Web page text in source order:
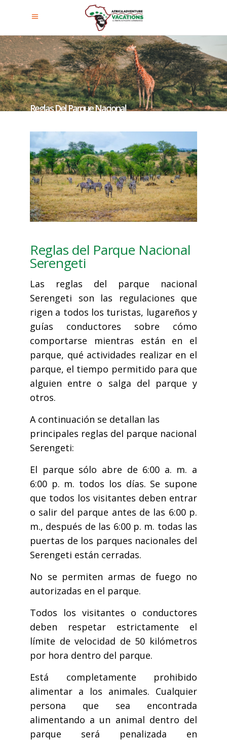
Reglas Del Parque Nacional
Serengeti
Reglas del Parque Nacional
Serengeti
Las reglas del parque nacional
Serengeti son las regulaciones que
rigen a todos los turistas, lugareños y
guías conductores sobre cómo
comportarse mientras están en el
parque, qué actividades realizar en el
parque, el tiempo permitido para que
alguien entre o salga del parque y
otros.
A continuación se detallan las
principales reglas del parque nacional
Serengeti:
El parque sólo abre de 6:00 a. m. a
6:00 p. m. todos los días. Se supone
que todos los visitantes deben entrar
o salir del parque antes de las 6:00 p.
m., después de las 6:00 p. m. todas las
puertas de los parques nacionales del
Serengeti están cerradas.
No se permiten armas de fuego no
autorizadas en el parque.
Todos los visitantes o conductores
deben respetar estrictamente el
límite de velocidad de 50 kilómetros
por hora dentro del parque.
Está completamente prohibido
alimentar a los animales. Cualquier
persona que sea encontrada
alimentando a un animal dentro del
parque será penalizada en